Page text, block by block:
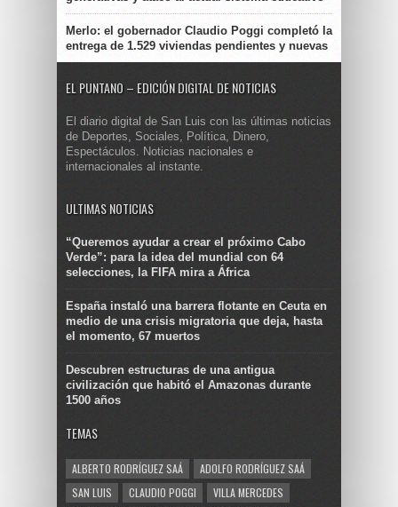
Merlo: el gobernador Claudio Poggi completó la
entrega de 1.529 viviendas pendientes y nuevas
EL PUNTANO – EDICIÓN DIGITAL DE NOTICIAS
El diario digital de San Luis con las últimas noticias
de Deportes, Sociales, Política, Dinero,
Espectáculos. Noticias nacionales e
internacionales al instante.
ULTIMAS NOTICIAS
“Queremos ayudar a crear el próximo Cabo
Verde”: para la idea del mundial con 64
selecciones, la FIFA mira a África
España instaló una barrera flotante en Ceuta en
medio de una crisis migratoria que deja, hasta
el momento, 67 muertos
Descubren estructuras de una antigua
civilización que habitó el Amazonas durante
1500 años
TEMAS
ALBERTO RODRÍGUEZ SAÁ
ADOLFO RODRÍGUEZ SAÁ
SAN LUIS
CLAUDIO POGGI
VILLA MERCEDES